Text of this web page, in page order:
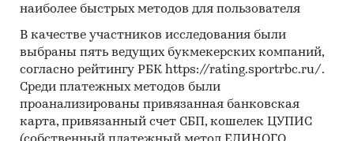
Во время кризиса родители вынуждены
раньше выходить на работу и отдавать
ребенка в детский сад.
Детские сады направлены на внутренний
рынок, себестоимость их услуг не зависит от
курса доллара.
наиболее быстрых методов для пользователя
В качестве участников исследования были
выбраны пять ведущих букмекерских компаний,
согласно рейтингу РБК https://rating.sportrbc.ru/.
Среди платежных методов были
проанализированы привязанная банковская
карта, привязанный счет СБП, кошелек ЦУПИС